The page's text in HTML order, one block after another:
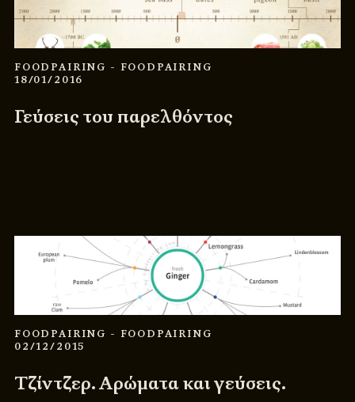
FOODPAIRING - FOODPAIRING
18/01/2016
Γεύσεις του παρελθόντος
FOODPAIRING - FOODPAIRING
02/12/2015
Τζίντζερ. Αρώματα και γεύσεις.